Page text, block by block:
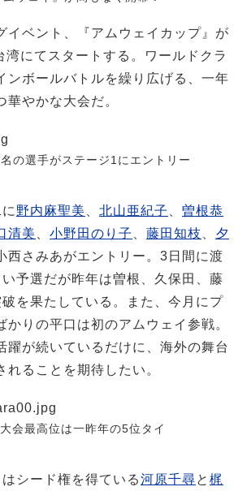
イベント、『アムウェイカップ』が
にてスタートする。ワールドクラ
ンボールバトルを繰り広げる、一年
華やかな大会だ。
の選手がステージ1にエントリー
野内麻聖美 北山亜紀子
曽根恭
清美 小野田のり子 藤田知枝
夕
西さみあがエントリー。3日間に渡
予選だが昨年は曽根、久保田、藤
を果たしている。また、今月にプ
かりの平口は初のアムウェイ参戦。
躍が続いているだけに、海外の舞台
ることを期待したい。
会最高位は一昨年の5位タイ
シード権を得ている河原千尋と 梶